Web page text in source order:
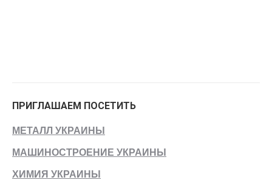
ПРИГЛАШАЕМ ПОСЕТИТЬ
МЕТАЛЛ УКРАИНЫ
МАШИНОСТРОЕНИЕ УКРАИНЫ
ХИМИЯ УКРАИНЫ